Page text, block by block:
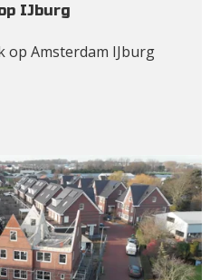
IJburg
op Amsterdam IJburg